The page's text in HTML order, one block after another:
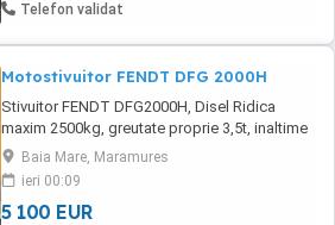
Telefon validat
Motostivuitor FENDT DFG 2000H
Stivuitor FENDT DFG2000H, Disel Ridica
maxim 2500kg, greutate proprie 3,5t, inaltime
maxima de ridicare 4m, inaltime catarg 2,4m,
Robust, puternic 2500cmc la 160CP , disel,
motor Mercedes (Bot de cal) 1977, Revizie
facuta acum 6 luni, functionare impecabila
Baia Mare, Maramures
ieri 00:09
5 100 EUR